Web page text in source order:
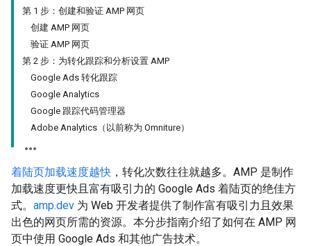
第 1 步：创建和验证 AMP 网页
创建 AMP 网页
验证 AMP 网页
第 2 步：为转化跟踪和分析设置 AMP
Google Ads 转化跟踪
Google Analytics
Google 跟踪代码管理器
Adobe Analytics（以前称为 Omniture）
着陆页加载速度越快 ，转化次数往往就越多。AMP 是制作
加载速度更快且富有吸引力的 Google Ads 着陆页的绝佳方
式。 amp.dev 为 Web 开发者提供了制作富有吸引力且效果
出色的网页所需的资源。本分步指南介绍了如何在 AMP 网
页中使用 Google Ads 和其他广告技术。